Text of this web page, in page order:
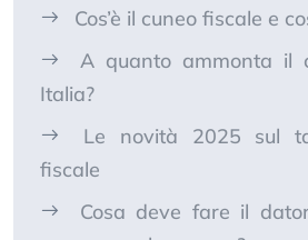
Cos’è il cuneo fiscale e
A quanto ammonta il
Italia?
Le novità 2025 sul
fiscale
Cosa deve fare il